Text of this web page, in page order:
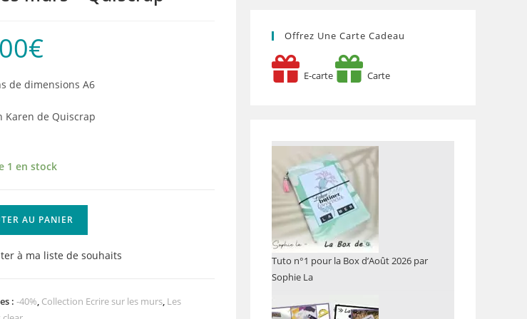
€
de dimensions A6
Karen de Quiscrap
1 en stock
AU PANIER
à ma liste de souhaits
:-40%, Collection Ecrire sur les murs, Les
Offrez Une Carte Cadeau
E-carte Carte
Tuto n°1 pour la Box d’Août 2026 par
Sophie La